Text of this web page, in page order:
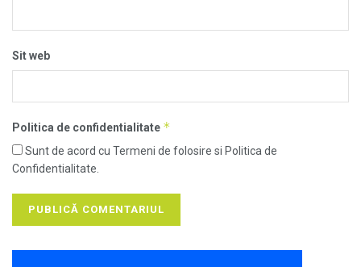
Sit web
Politica de confidentialitate *
Sunt de acord cu Termeni de folosire si Politica de
Confidentialitate.